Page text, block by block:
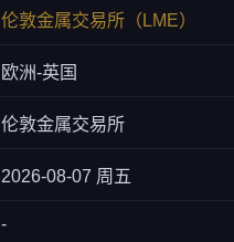
伦敦金属交易所（LME）
欧洲-英国
伦敦金属交易所
2026-08-07 周五
-